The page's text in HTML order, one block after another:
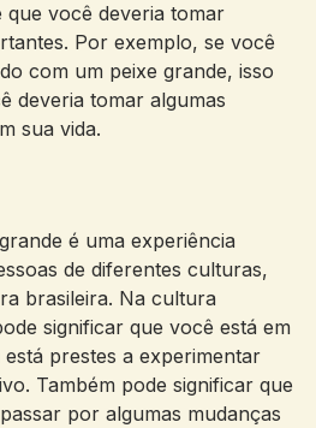
que você deveria tomar
Por exemplo, se você
com um peixe grande, isso
deveria tomar algumas
sua vida.
é uma experiência
de diferentes culturas,
brasileira. Na cultura
significar que você está em
prestes a experimentar
Também pode significar que
por algumas mudanças